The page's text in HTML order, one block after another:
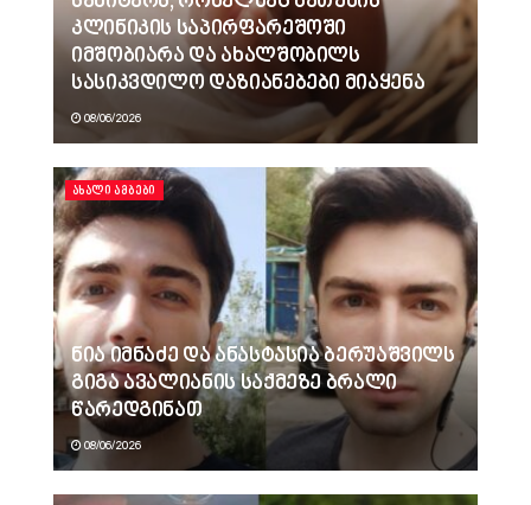
კლინიკის საპირფარეშოში
იმშობიარა და ახალშობილს
სასიკვდილო დაზიანებები მიაყენა
08/06/2026
ᲐᲮᲐᲚᲘ ᲐᲛᲑᲔᲑᲘ
ნია იმნაძე და ანასტასია ბერუაშვილს
გიგა ავალიანის საქმეზე ბრალი
წარედგინათ
08/06/2026